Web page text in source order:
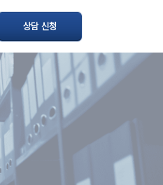
상담 신청